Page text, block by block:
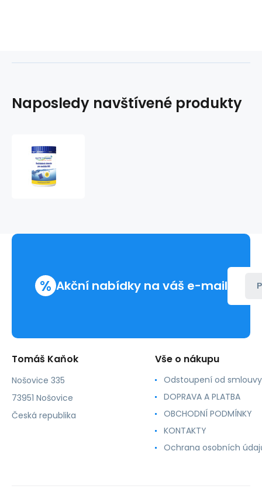
Naposledy navštívené produkty
% Akční nabídky na váš e-mail
Tomáš Kaňok
Nošovice 335
73951 Nošovice
Česká republika
Vše o nákupu
Odstoupení od smlouvy
DOPRAVA A PLATBA
OBCHODNÍ PODMÍNKY
KONTAKTY
Ochrana osobních